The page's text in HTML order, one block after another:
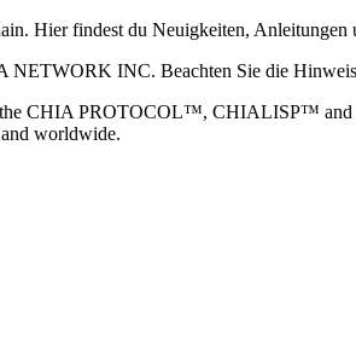
Hier findest du Neuigkeiten,
NETWORK INC. Beachten Sie die
PROTOCOL™, CHIALISP™ and the
worldwide.